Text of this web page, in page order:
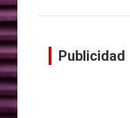
Publicidad